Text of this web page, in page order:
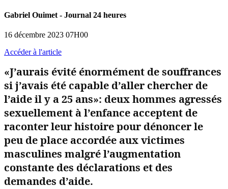
Gabriel Ouimet - Journal 24 heures
16 décembre 2023 07H00
Accéder à l'article
«J’aurais évité énormément de souffrances
si j’avais été capable d’aller chercher de
l’aide il y a 25 ans»: deux hommes agressés
sexuellement à l’enfance acceptent de
raconter leur histoire pour dénoncer le
peu de place accordée aux victimes
masculines malgré l’augmentation
constante des déclarations et des
demandes d’aide.